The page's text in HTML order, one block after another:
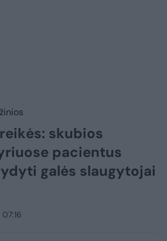
skubios
pacientus
galės slaugytojai